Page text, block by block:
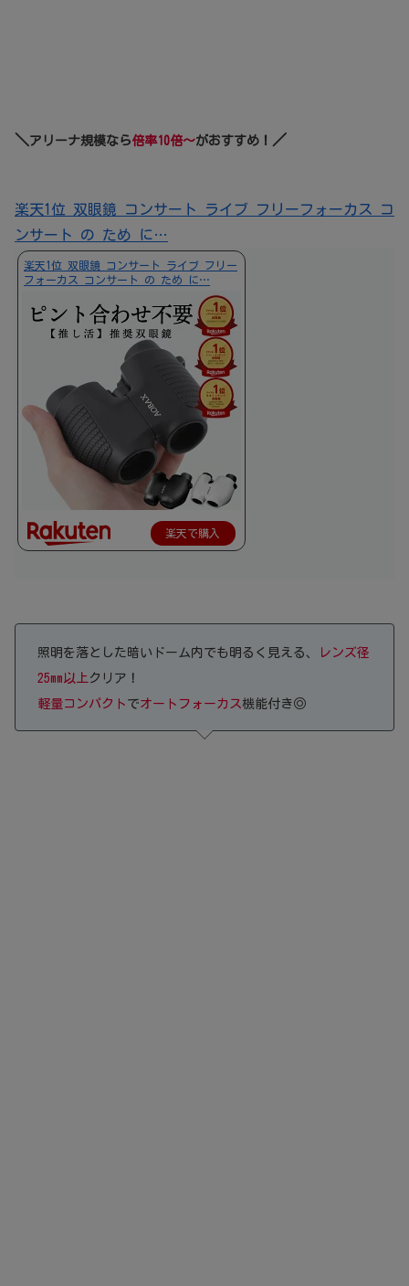
＼アリーナ規模なら倍率10倍～がおすすめ！ ／
楽天1位 双眼鏡 コンサート ライブ フリーフォーカス コ
ンサート の ため に…
楽天1位 双眼鏡 コンサート ライブ フリー
フォーカス コンサート の ため に…
楽天で購入
照明を落とした暗いドーム内でも明るく見える、
レンズ径
25mm以上 クリア！
軽量コンパクト でオートフォーカス機能付き◎